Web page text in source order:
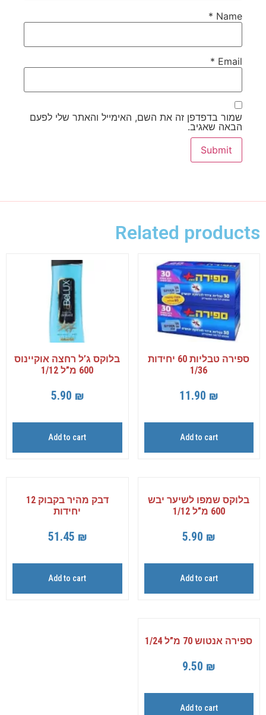
Name
*
Email
*
שמור בדפדפן זה את השם, האימייל והאתר שלי לפעם
הבאה שאגיב.
Related products
ספירה טבליות 60 יחידות
1/36
11.90 ₪
Add to cart
בלוקס ג’ל רחצה אוקיינוס
600 מ”ל 1/12
5.90 ₪
Add to cart
בלוקס שמפו לשיער יבש
600 מ”ל 1/12
5.90 ₪
Add to cart
דבק מהיר בקבוק 12
יחידות
51.45 ₪
Add to cart
ספירה אנטוש 70 מ”ל 1/24
9.50 ₪
Add to cart